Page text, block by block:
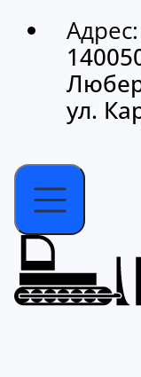
Адрес:
ул.